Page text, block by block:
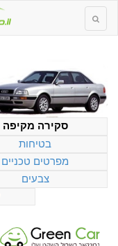
סקירה מקיפה
בטיחות
מפרטים טכניים
צבעים